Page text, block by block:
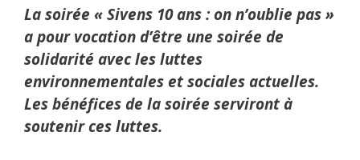
La soirée « Sivens 10 ans : on n’oublie pas »
a pour vocation d’être une soirée de
solidarité avec les luttes
environnementales et sociales actuelles.
Les bénéfices de la soirée serviront à
soutenir ces luttes.